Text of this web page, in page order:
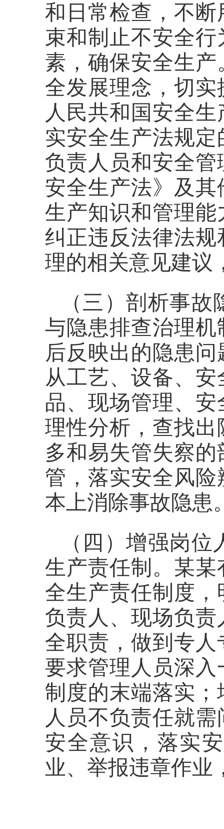
和日常检查，不
束和制止不安全
素，确保安全生产
全发展理念，切
人民共和国安全
实安全生产法规
负责人员和安全
安全生产法》及
生产知识和管理
纠正违反法律法
理的相关意见建议
（三）剖析事
与隐患排查治理机
后反映出的隐患
从工艺、设备、
品、现场管理、
理性分析，查找
多和易失管失察
管，落实安全风
本上消除事故隐患
（四）增强岗
生产责任制。 某某
全生产责任制度
负责人、现场负
全职责，做到专
要求管理人员深
制度的末端落实
人员不负责任就
安全意识，落实
业、举报违章作业